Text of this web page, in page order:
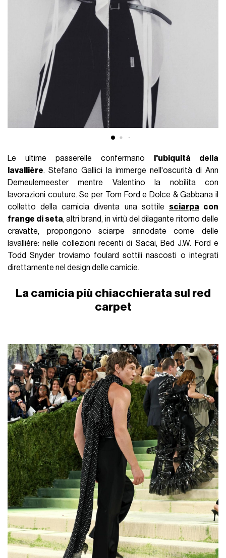
Le ultime passerelle confermano
l'ubiquità della
lavallière. Stefano Gallici la immerge nell'oscurità di Ann
Demeulemeester mentre Valentino la nobilita con
lavorazioni couture. Se per Tom Ford e Dolce & Gabbana il
colletto della camicia diventa una sottile sciarpa con
frange di seta, altri brand, in virtù del dilagante ritorno delle
cravatte, propongono sciarpe annodate come delle
lavallière: nelle collezioni recenti di Sacai, Bed J.W. Ford e
Todd Snyder troviamo foulard sottili nascosti o integrati
direttamente nel design delle camicie.
La camicia più chiacchierata sul red
carpet